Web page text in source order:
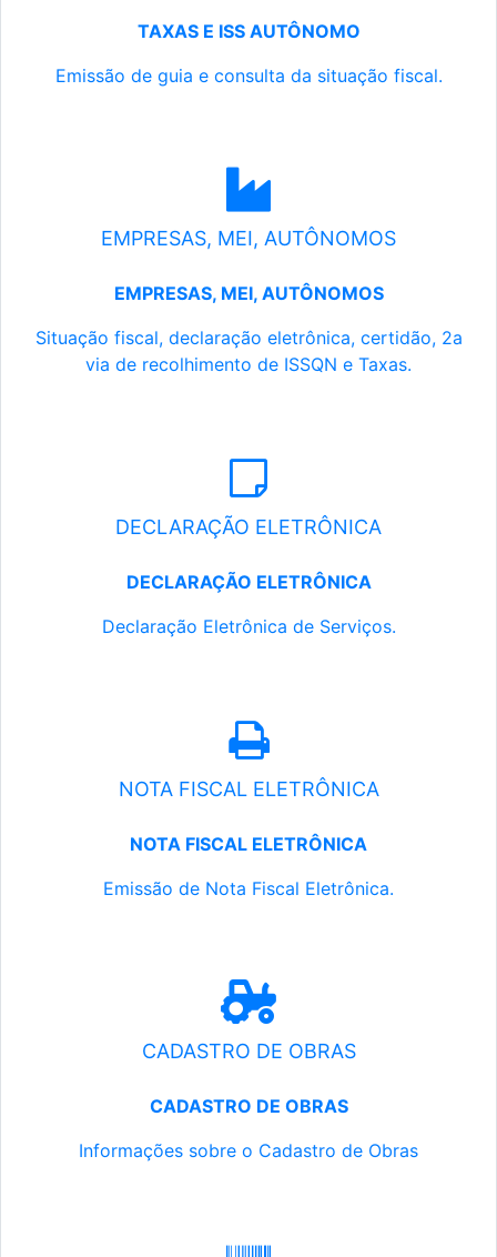
TAXAS E ISS AUTÔNOMO
Emissão de guia e consulta da situação fiscal.
EMPRESAS, MEI, AUTÔNOMOS
EMPRESAS, MEI, AUTÔNOMOS
Situação fiscal, declaração eletrônica, certidão, 2a
via de recolhimento de ISSQN e Taxas.
DECLARAÇÃO ELETRÔNICA
DECLARAÇÃO ELETRÔNICA
Declaração Eletrônica de Serviços.
NOTA FISCAL ELETRÔNICA
NOTA FISCAL ELETRÔNICA
Emissão de Nota Fiscal Eletrônica.
CADASTRO DE OBRAS
CADASTRO DE OBRAS
Informações sobre o Cadastro de Obras